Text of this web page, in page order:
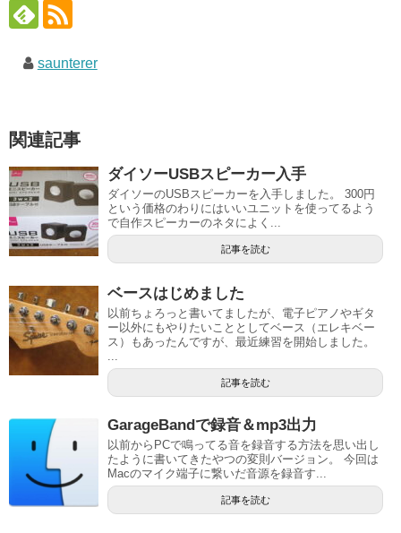
saunterer
関連記事
ダイソーUSBスピーカー入手
ダイソーのUSBスピーカーを入手しました。 300円
という価格のわりにはいいユニットを使ってるよう
で自作スピーカーのネタによく...
記事を読む
ベースはじめました
以前ちょろっと書いてましたが、電子ピアノやギタ
ー以外にもやりたいこととしてベース（エレキベー
ス）もあったんですが、最近練習を開始しました。
...
記事を読む
GarageBandで録音＆mp3出力
以前からPCで鳴ってる音を録音する方法を思い出し
たように書いてきたやつの変則バージョン。 今回は
Macのマイク端子に繋いだ音源を録音す...
記事を読む